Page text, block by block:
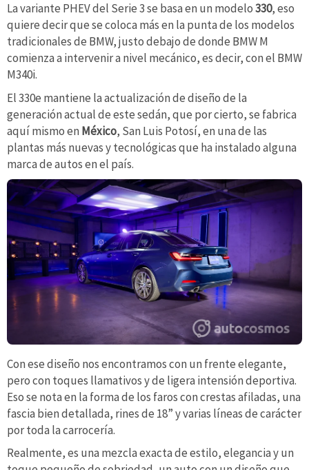
La variante PHEV del Serie 3 se basa en un modelo330, eso
quiere decir que se coloca más en la punta de los modelos
tradicionales de BMW, justo debajo de donde BMW M
comienza a intervenir a nivel mecánico, es decir, con el BMW
M340i.
El 330e mantiene la actualización de diseño de la
generación actual de este sedán, que por cierto, se fabrica
aquí mismo en México, San Luis Potosí, en una de las
plantas más nuevas y tecnológicas que ha instalado alguna
marca de autos en el país.
Con ese diseño nos encontramos con un frente elegante,
pero con toques llamativos y de ligera intensión deportiva.
Eso se nota en la forma de los faros con crestas afiladas, una
fascia bien detallada, rines de 18” y varias líneas de carácter
por toda la carrocería.
Realmente, es una mezcla exacta de estilo, elegancia y un